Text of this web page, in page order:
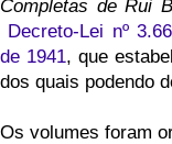
Completas de Rui
Decreto-Lei nº
de 1941, que
dos quais podendo
Os volumes foram